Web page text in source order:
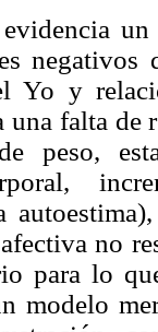
Yo y
falta de
peso,
no
para lo
modelo